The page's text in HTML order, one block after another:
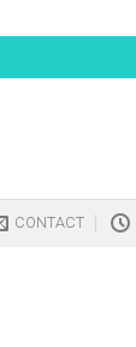
CONTACT